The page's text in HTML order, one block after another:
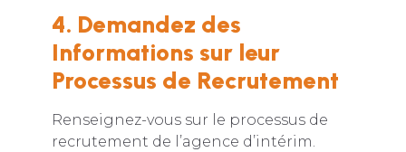
4. Demandez des
Informations sur leur
Processus de Recrutement
Renseignez-vous sur le processus de
recrutement de l’agence d’intérim.